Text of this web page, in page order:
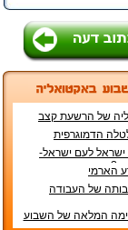
של הרשעת קצב
הערכאות
הדמוגרפית
את מדינות אירופה
ישראל לעם ישראל-
הארמי
של העבודה
המלאה של השבוע